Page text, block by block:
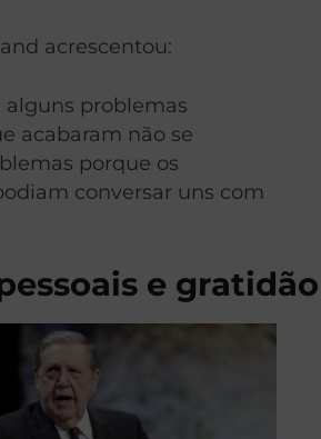
acrescentou:
alguns problemas
acabaram não se
porque os
conversar uns com
e gratidão